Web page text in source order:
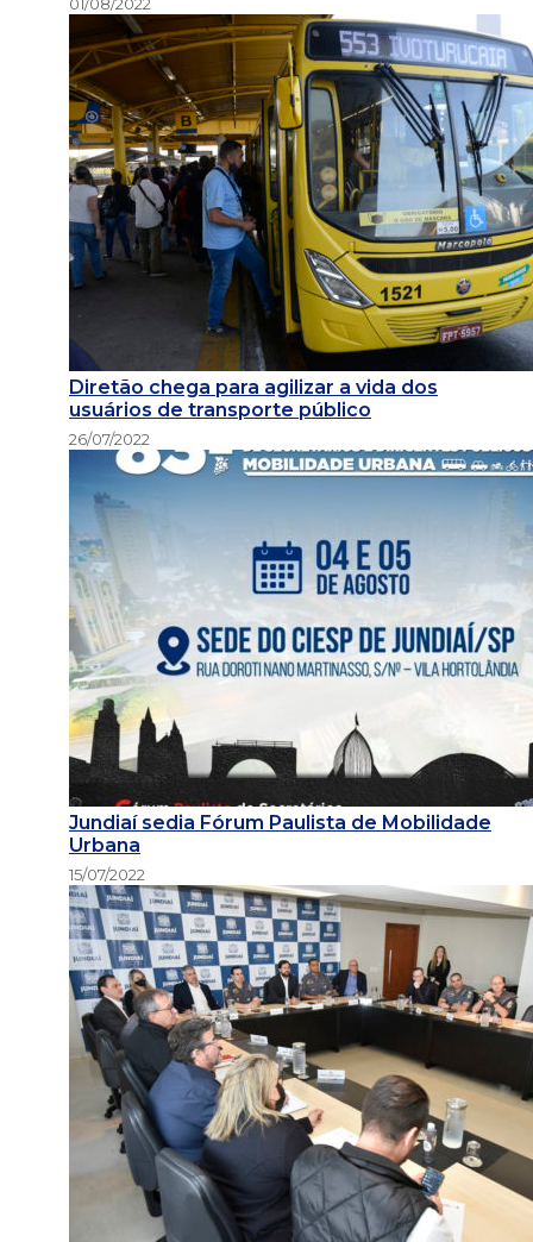
Diretão chega para agilizar a vida dos
usuários de transporte público
26/07/2022
Jundiaí sedia Fórum Paulista de Mobilidade
Urbana
15/07/2022